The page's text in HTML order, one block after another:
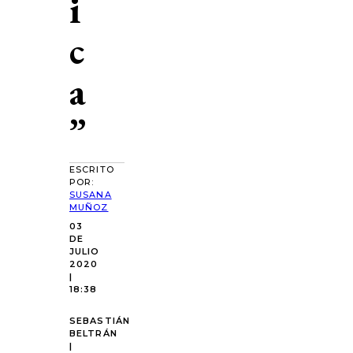
c
a
”
ESCRITO
POR:
SUSANA
MUÑOZ
03
DE
JULIO
2020
|
18:38
SEBASTIÁN
BELTRÁN
|